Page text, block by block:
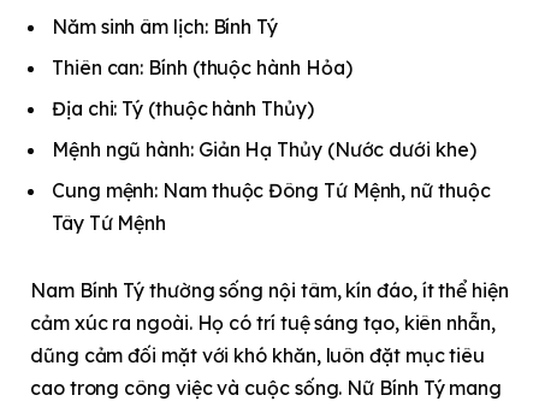
Năm sinh âm lịch: Bính Tý
Thiên can: Bính (thuộc hành Hỏa)
Địa chi: Tý (thuộc hành Thủy)
Mệnh ngũ hành: Giản Hạ Thủy (Nước dưới khe)
Cung mệnh: Nam thuộc Đông Tứ Mệnh, nữ thuộc
Tây Tứ Mệnh
Nam Bính Tý thường sống nội tâm, kín đáo, ít thể hiện
cảm xúc ra ngoài. Họ có trí tuệ sáng tạo, kiên nhẫn,
dũng cảm đối mặt với khó khăn, luôn đặt mục tiêu
cao trong công việc và cuộc sống. Nữ Bính Tý mang